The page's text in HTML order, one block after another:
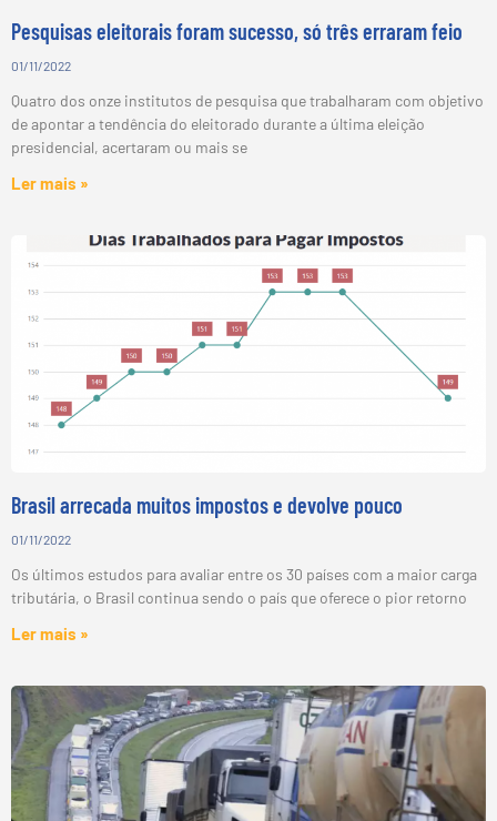
Pesquisas eleitorais foram sucesso, só três erraram feio
01/11/2022
Quatro dos onze institutos de pesquisa que trabalharam com objetivo
de apontar a tendência do eleitorado durante a última eleição
presidencial, acertaram ou mais se
Ler mais »
Brasil arrecada muitos impostos e devolve pouco
01/11/2022
Os últimos estudos para avaliar entre os 30 países com a maior carga
tributária, o Brasil continua sendo o país que oferece o pior retorno
Ler mais »